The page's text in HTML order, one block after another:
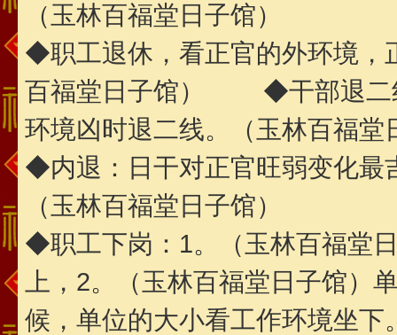
（玉林百福堂日子馆）
◆职工退休，看正官的外环境，
百福堂日子馆） ◆干部退二线
环境凶时退二线。（玉林百福堂
◆内退：日干对正官旺弱变化最
（玉林百福堂日子馆）
◆职工下岗：1。（玉林百福堂
上，2。（玉林百福堂日子馆）
候，单位的大小看工作环境坐下